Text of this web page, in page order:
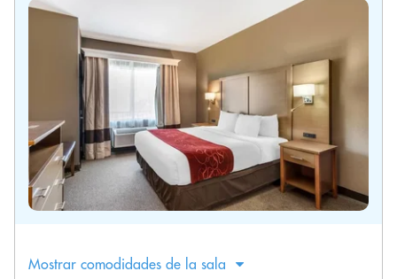
Mostrar comodidades de la sala